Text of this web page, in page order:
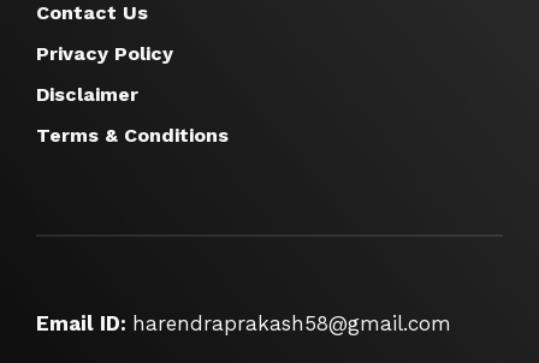
Contact Us
Privacy Policy
Disclaimer
Terms & Conditions
Email ID: harendraprakash58@gmail.com